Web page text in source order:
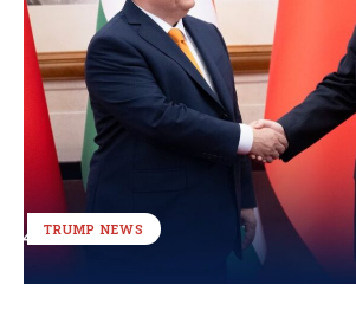
TRUMP NEWS